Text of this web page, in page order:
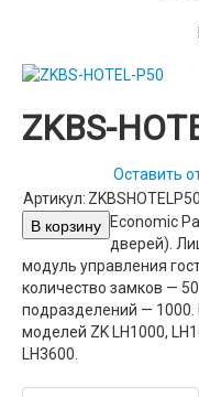
ZKBS-
Оставить
Артикул: ZKBSHOTELP50
Economic
дверей).
модуль управления
количество замков —
подразделений —
моделей ZK LH1000,
LH3600.